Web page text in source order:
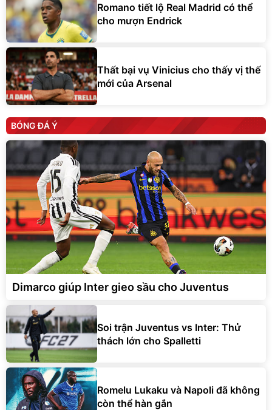
Romano tiết lộ Real Madrid có thể
cho mượn Endrick
Thất bại vụ Vinicius cho thấy vị thế
mới của Arsenal
BÓNG ĐÁ Ý
Dimarco giúp Inter gieo sầu cho Juventus
Soi trận Juventus vs Inter: Thử
thách lớn cho Spalletti
Romelu Lukaku và Napoli đã không
còn thể hàn gắn